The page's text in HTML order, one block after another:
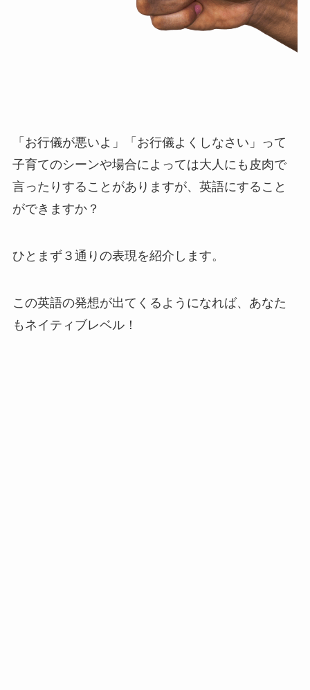
「お行儀が悪いよ」「お行儀よくしなさい」って
子育てのシーンや場合によっては大人にも皮肉で
言ったりすることがありますが、英語にすること
ができますか？
ひとまず３通りの表現を紹介します。
この英語の発想が出てくるようになれば、あなた
もネイティブレベル！